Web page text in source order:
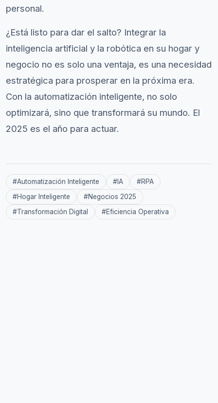
personal.
¿Está listo para dar el salto? Integrar la
inteligencia artificial y la robótica en su hogar y
negocio no es solo una ventaja, es una necesidad
estratégica para prosperar en la próxima era.
Con la automatización inteligente, no solo
optimizará, sino que transformará su mundo. El
2025 es el año para actuar.
#Automatización Inteligente #IA #RPA
#Hogar Inteligente #Negocios 2025
#Transformación Digital #Eficiencia Operativa